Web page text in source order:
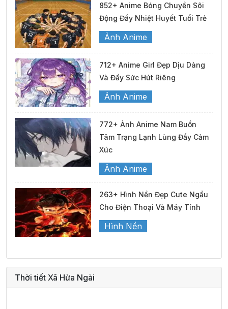
852+ Anime Bóng Chuyền Sôi
Động Đầy Nhiệt Huyết Tuổi Trẻ
Ảnh Anime
712+ Anime Girl Đẹp Dịu Dàng
Và Đầy Sức Hút Riêng
Ảnh Anime
772+ Ảnh Anime Nam Buồn
Tâm Trạng Lạnh Lùng Đầy Cảm
Xúc
Ảnh Anime
263+ Hình Nền Đẹp Cute Ngầu
Cho Điện Thoại Và Máy Tính
Hình Nền
Thời tiết Xã Hừa Ngài